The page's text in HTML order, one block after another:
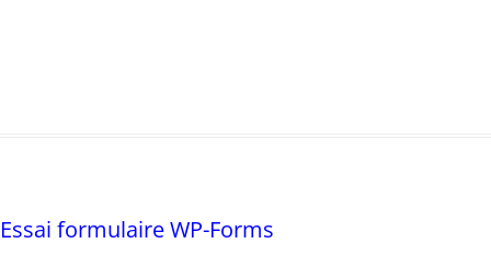
Essai formulaire WP-Forms